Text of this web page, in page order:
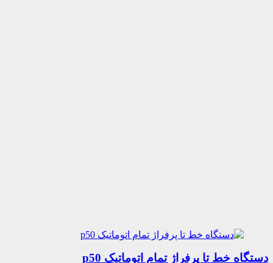
دستگاه خط تا پرفراژ تمام اتوماتیک p50